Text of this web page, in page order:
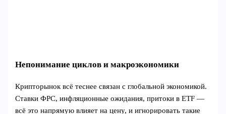
Непонимание циклов и макроэкономики
Крипторынок всё теснее связан с глобальной экономикой.
Ставки ФРС, инфляционные ожидания, притоки в ETF —
всё это напрямую влияет на цену, и игнорировать такие